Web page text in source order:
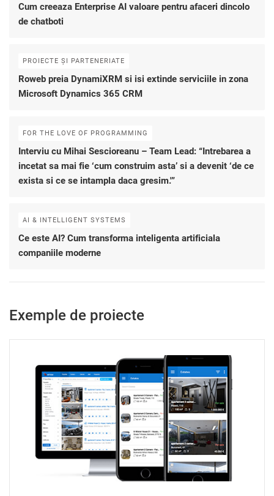
Cum creeaza Enterprise AI valoare pentru afaceri dincolo
de chatboti
PROIECTE ȘI PARTENERIATE
Roweb preia DynamiXRM si isi extinde serviciile in zona
Microsoft Dynamics 365 CRM
FOR THE LOVE OF PROGRAMMING
Interviu cu Mihai Sescioreanu – Team Lead: “Intrebarea a
incetat sa mai fie ‘cum construim asta’ si a devenit ‘de ce
exista si ce se intampla daca gresim.'”
AI & INTELLIGENT SYSTEMS
Ce este AI? Cum transforma inteligenta artificiala
companiile moderne
Exemple de proiecte